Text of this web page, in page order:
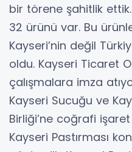
bir törene şahitlik
32 ürünü var. Bu
Kayseri’nin değil
oldu. Kayseri Ticaret
çalışmalara imza
Kayseri Sucuğu ve
Birliği’ne coğrafi
Kayseri Pastırması